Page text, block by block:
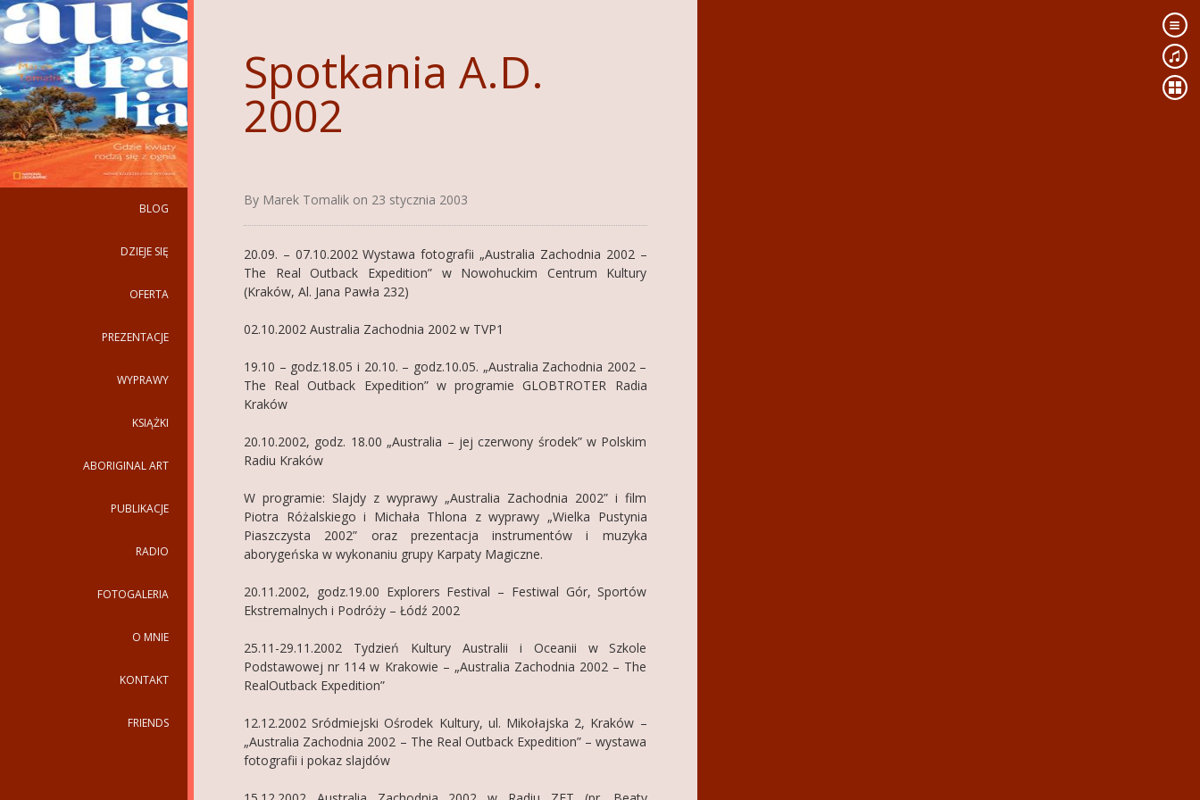
BLOG
DZIEJE SIĘ
OFERTA
PREZENTACJE
WYPRAWY
KSIĄŻKI
ABORIGINAL ART
PUBLIKACJE
RADIO
FOTOGALERIA
O MNIE
KONTAKT
FRIENDS
Spotkania A.D.
2002
By Marek Tomalik on 23 stycznia 2003
20.09. – 07.10.2002 Wystawa fotografii „Australia Zachodnia 2002 –
The Real Outback Expedition” w Nowohuckim Centrum Kultury
(Kraków, Al. Jana Pawła 232)
02.10.2002 Australia Zachodnia 2002 w TVP1
19.10 – godz.18.05 i 20.10. – godz.10.05. „Australia Zachodnia 2002 –
The Real Outback Expedition” w programie GLOBTROTER Radia
Kraków
20.10.2002, godz. 18.00 „Australia – jej czerwony środek” w Polskim
Radiu Kraków
W programie: Slajdy z wyprawy „Australia Zachodnia 2002” i film
Piotra Różalskiego i Michała Thlona z wyprawy „Wielka Pustynia
Piaszczysta 2002” oraz prezentacja instrumentów i muzyka
aborygeńska w wykonaniu grupy Karpaty Magiczne.
20.11.2002, godz.19.00 Explorers Festival – Festiwal Gór, Sportów
Ekstremalnych i Podróży – Łódź 2002
25.11-29.11.2002 Tydzień Kultury Australii i Oceanii w Szkole
Podstawowej nr 114 w Krakowie – „Australia Zachodnia 2002 – The
RealOutback Expedition”
12.12.2002 Sródmiejski Ośrodek Kultury, ul. Mikołajska 2, Kraków –
„Australia Zachodnia 2002 – The Real Outback Expedition” – wystawa
fotografii i pokaz slajdów